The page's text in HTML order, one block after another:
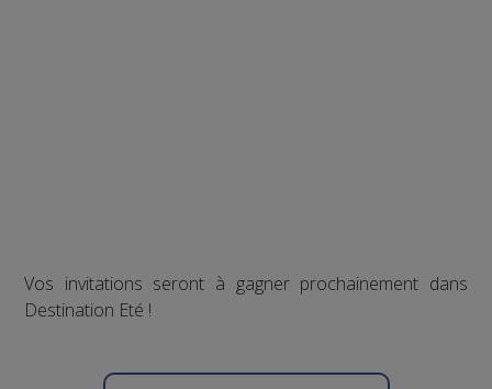
Vos invitations seront à gagner prochainement dans
Destination Eté !